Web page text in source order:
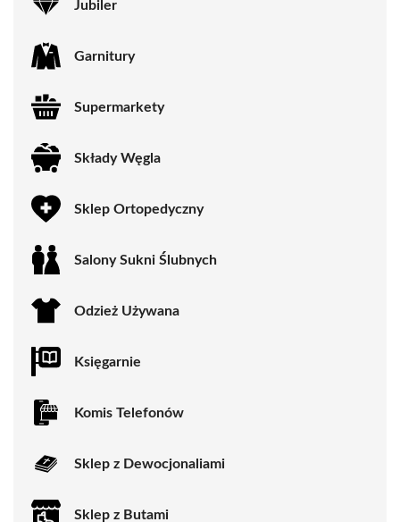
Jubiler
Garnitury
Supermarkety
Składy Węgla
Sklep Ortopedyczny
Salony Sukni Ślubnych
Odzież Używana
Księgarnie
Komis Telefonów
Sklep z Dewocjonaliami
Sklep z Butami